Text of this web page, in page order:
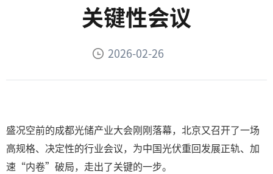
关键性会议
2026-02-26
盛况空前的成都光储产业大会刚刚落幕，北京又召开了一场
高规格、决定性的行业会议，为中国光伏重回发展正轨、加
速“内卷”破局，走出了关键的一步。